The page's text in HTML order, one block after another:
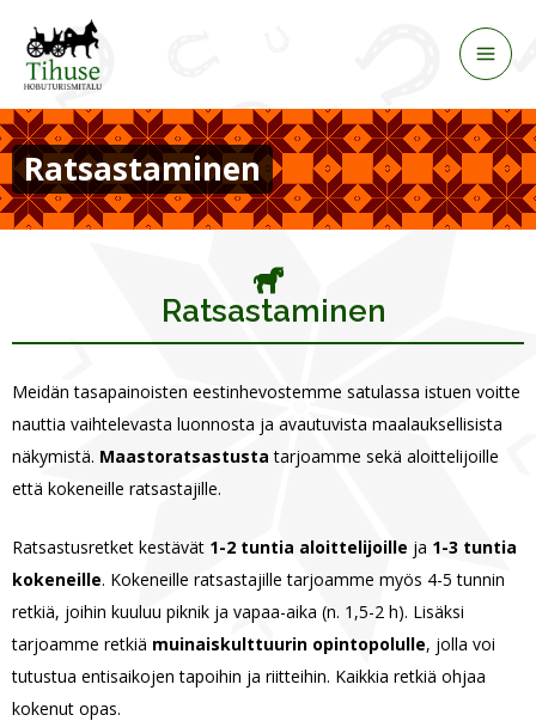
sisältöön
Ratsastaminen
Ratsastaminen
Meidän tasapainoisten eestinhevostemme satulassa istuen voitte
nauttia vaihtelevasta luonnosta ja avautuvista maalauksellisista
näkymistä. Maastoratsastusta tarjoamme sekä aloittelijoille
että kokeneille ratsastajille.
Ratsastusretket kestävät 1-2 tuntia aloittelijoille ja 1-3 tuntia
kokeneille. Kokeneille ratsastajille tarjoamme myös 4-5 tunnin
retkiä, joihin kuuluu piknik ja vapaa-aika (n. 1,5-2 h). Lisäksi
tarjoamme retkiä muinaiskulttuurin opintopolulle, jolla voi
tutustua entisaikojen tapoihin ja riitteihin. Kaikkia retkiä ohjaa
kokenut opas.